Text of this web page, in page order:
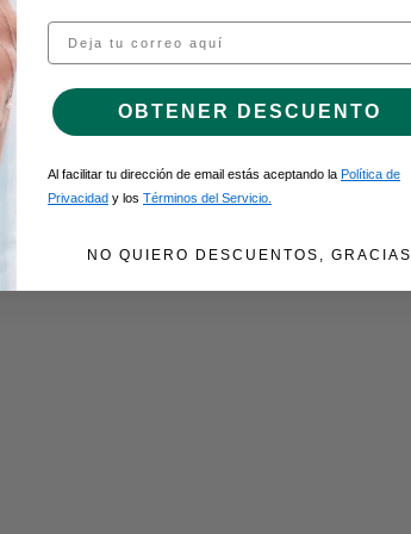
Email
OBTENER DESCUENTO
Al facilitar tu dirección de email estás aceptando la Política de
Privacidad y los Términos del Servicio.
NO QUIERO DESCUENTOS, GRACIAS